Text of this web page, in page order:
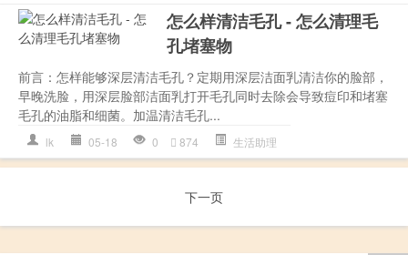
怎么样清洁毛孔 - 怎么清理毛
孔堵塞物
前言：怎样能够深层清洁毛孔？定期用深层洁面乳清洁你的脸部，
早晚洗脸，用深层脸部洁面乳打开毛孔同时去除会导致痘印和堵塞
毛孔的油脂和细菌。加温清洁毛孔...
lk 05-18 0 874 生活助理
下一页